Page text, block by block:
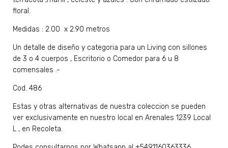
floral.
Medidas : 2.00 x 2.90 metros
Un detalle de diseño y categoria para un Living con sillones
de 3 o 4 cuerpos , Escritorio o Comedor para 6 u 8
comensales .-
Cod. 486
Estas y otras alternativas de nuestra coleccion se pueden
ver exclusivamente en nuestro local en Arenales 1239 Local
L , en Recoleta.